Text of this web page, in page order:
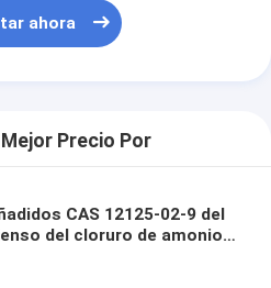
ahora
Precio Por
CAS 12125-02-9 del
del cloruro de amonio